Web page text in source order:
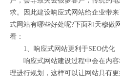
求。因此建设响应式网站给企业带
式网站有哪些好处呢?下面和天穆做
看：
1、响应式网站更利于SEO优化
响应式网站建设过程中会在内容
理进行规划，这样可以让网站具有